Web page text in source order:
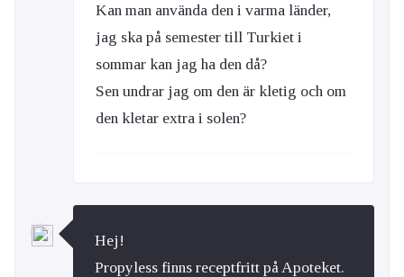
Kan man använda den i varma länder,
jag ska på semester till Turkiet i
sommar kan jag ha den då?
Sen undrar jag om den är kletig och om
den kletar extra i solen?
Hej!
Propyless finns receptfritt på Apoteket.